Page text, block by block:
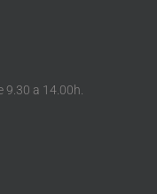
9.30 a 14.00h.